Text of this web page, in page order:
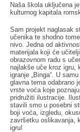
Naša škola uključena
kulturnog kapitala
Sam projekt naglasak
učenika te shodno
nivo. Jedna od
materijala koji će
obrazovnom radu s
najlakše uče kroz igru,
igranje „Binga“. U
glavna tema odabrano
vrste voća koje
pridružiti ilustracije.
stavili smo u posebni
boji voća, izgledu,
završetku oslikavanja,
igru!